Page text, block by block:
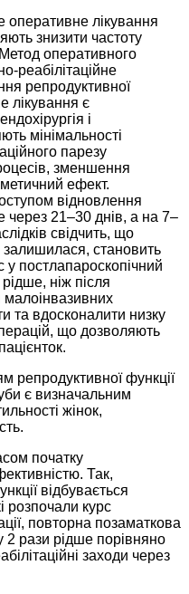
оперативне лікування
знизити частоту
оперативного
реабілітаційне
репродуктивної
лікування є
і
мінімальності
парезу
зменшення
ефект.
відновлення
через 21–30 днів, а на 7–
свідчить, що
залишилася, становить
постлапароскопічний
ніж після
малоінвазивних
та вдос­коналити низку
що дозволяють
репродуктивної функції
є визначальним
жінок,
початку
Так,
відбувається
розпочали курс
повторна позаматкова
2 рази рідше порівняно
заходи через